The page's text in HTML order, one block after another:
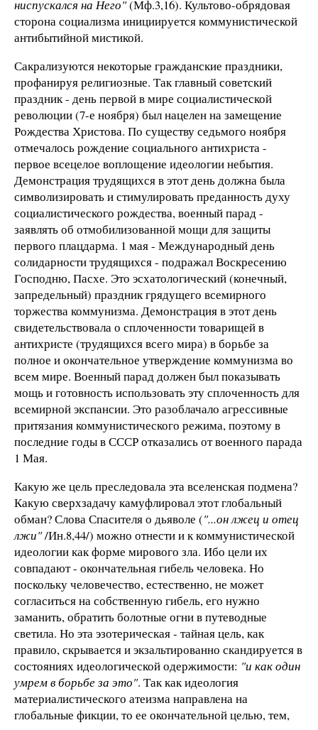
ниспускался на Него"(Мф.3,16). Культово-обрядовая
сторона социализма инициируется коммунистической
антибытийной мистикой.
Сакрализуются некоторые гражданские праздники,
профанируя религиозные. Так главный советский
праздник - день первой в мире социалистической
революции (7-е ноября) был нацелен на замещение
Рождества Христова. По существу седьмого ноября
отмечалось рождение социального антихриста -
первое всецелое воплощение идеологии небытия.
Демонстрация трудящихся в этот день должна была
символизировать и стимулировать преданность духу
социалистического рождества, военный парад -
заявлять об отмобилизованной мощи для защиты
первого плацдарма. 1 мая - Международный день
солидарности трудящихся - подражал Воскресению
Господню, Пасхе. Это эсхатологический (конечный,
запредельный) праздник грядущего всемирного
торжества коммунизма. Демонстрация в этот день
свидетельствовала о сплоченности товарищей в
антихристе (трудящихся всего мира) в борьбе за
полное и окончательное утверждение коммунизма во
всем мире. Военный парад должен был показывать
мощь и готовность использовать эту сплоченность для
всемирной экспансии. Это разоблачало агрессивные
притязания коммунистического режима, поэтому в
последние годы в СССР отказались от военного парада
1 Мая.
Какую же цель преследовала эта вселенская подмена?
Какую сверхзадачу камуфлировал этот глобальный
обман? Слова Спасителя о дьяволе ("...он лжец и отец
лжи"/Ин.8,44/) можно отнести и к коммунистической
идеологии как форме мирового зла. Ибо цели их
совпадают - окончательная гибель человека. Но
поскольку человечество, естественно, не может
согласиться на собственную гибель, его нужно
заманить, обратить болотные огни в путеводные
светила. Но эта эзотерическая - тайная цель, как
правило, скрывается и экзальтированно скандируется в
состояниях идеологической одержимости: "и как один
умрем в борьбе за это". Так как идеология
материалистического атеизма направлена на
глобальные фикции, то ее окончательной целью, тем,